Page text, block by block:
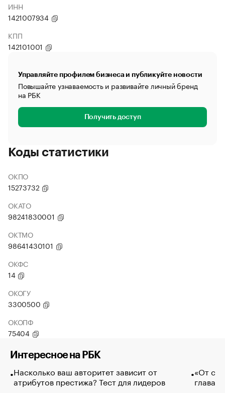
ИНН
1421007934
КПП
142101001
Управляйте профилем бизнеса и публикуйте новости
Повышайте узнаваемость и развивайте личный бренд
на РБК
Получить доступ
Коды статистики
ОКПО
15273732
ОКАТО
98241830001
ОКТМО
98641430101
ОКФС
14
ОКОГУ
3300500
ОКОПФ
75404
Интересное на РБК
Насколько ваш авторитет зависит от
атрибутов престижа? Тест для лидеров
«От
глава